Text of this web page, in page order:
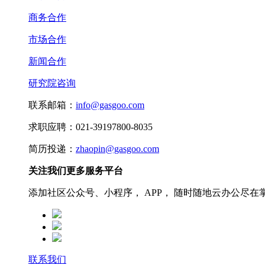
商务合作
市场合作
新闻合作
研究院咨询
联系邮箱： info@gasgoo.com
求职应聘：021-39197800-8035
简历投递： zhaopin@gasgoo.com
关注我们更多服务平台
添加社区公众号、小程序， APP， 随时随地云办公尽在
联系我们